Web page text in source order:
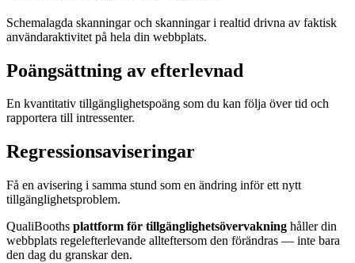
Schemalagda skanningar och skanningar i realtid drivna av faktisk
användaraktivitet på hela din webbplats.
Poängsättning av efterlevnad
En kvantitativ tillgänglighetspoäng som du kan följa över tid och
rapportera till intressenter.
Regressionsaviseringar
Få en avisering i samma stund som en ändring inför ett nytt
tillgänglighetsproblem.
QualiBooths plattform för tillgänglighetsövervakning håller din
webbplats regelefterlevande allteftersom den förändras — inte bara
den dag du granskar den.